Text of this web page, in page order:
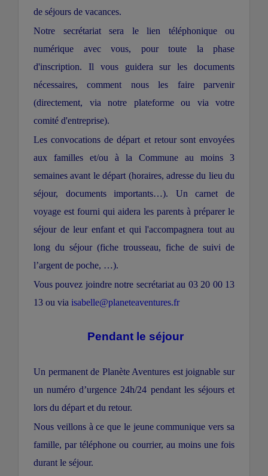
de séjours de vacances.
Notre secrétariat sera le lien téléphonique ou
numérique avec vous, pour toute la phase
d'inscription. Il vous guidera sur les documents
nécessaires, comment nous les faire parvenir
(directement, via notre plateforme ou via votre
comité d'entreprise).
Les convocations de départ et retour sont envoyées
aux familles et/ou à la Commune au moins 3
semaines avant le départ (horaires, adresse du lieu du
séjour, documents importants…). Un carnet de
voyage est fourni qui aidera les parents à préparer le
séjour de leur enfant et qui l'accompagnera tout au
long du séjour (fiche trousseau, fiche de suivi de
l’argent de poche, …).
Vous pouvez joindre notre secrétariat au 03 20 00 13
13 ou via isabelle@planeteaventures.fr
Pendant le séjour
Un permanent de Planète Aventures est joignable sur
un numéro d’urgence 24h/24 pendant les séjours et
lors du départ et du retour.
Nous veillons à ce que le jeune communique vers sa
famille, par téléphone ou courrier, au moins une fois
durant le séjour.